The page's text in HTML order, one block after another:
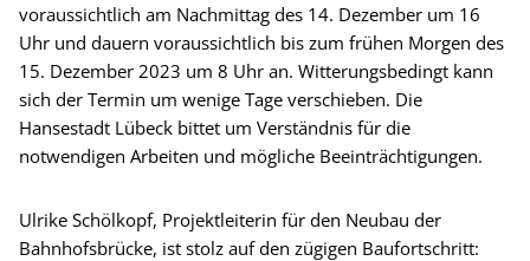
voraussichtlich am Nachmittag des 14. Dezember um 16
Uhr und dauern voraussichtlich bis zum frühen Morgen des
15. Dezember 2023 um 8 Uhr an. Witterungsbedingt kann
sich der Termin um wenige Tage verschieben. Die
Hansestadt Lübeck bittet um Verständnis für die
notwendigen Arbeiten und mögliche Beeinträchtigungen.
Ulrike Schölkopf, Projektleiterin für den Neubau der
Bahnhofsbrücke, ist stolz auf den zügigen Baufortschritt: